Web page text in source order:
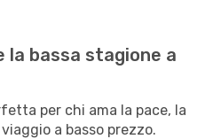
bassa stagione a
per chi ama la pace, la
a basso prezzo.